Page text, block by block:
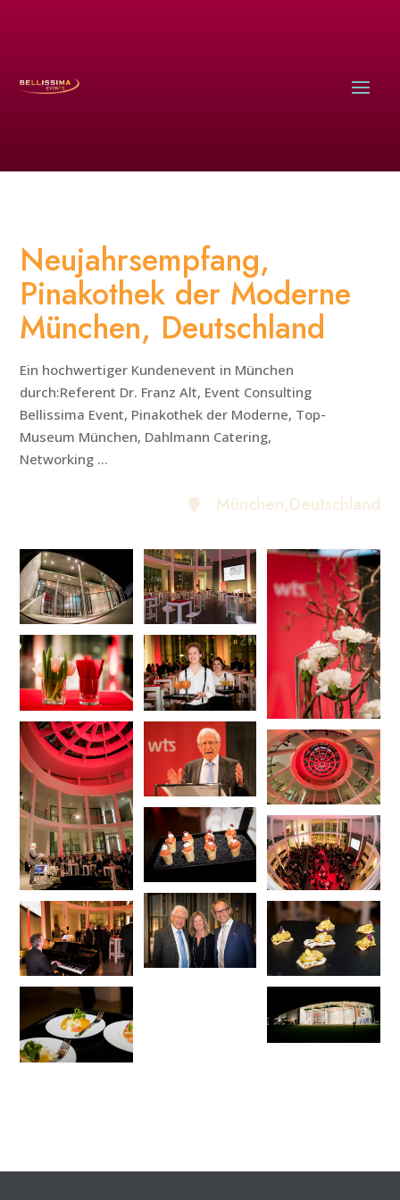
Neujahrsempfang,
Pinakothek der Moderne
München, Deutschland
Ein hochwertiger Kundenevent in München
durch:Referent Dr. Franz Alt, Event Consulting
Bellissima Event, Pinakothek der Moderne, Top-
Museum München, Dahlmann Catering,
Networking ...
 München,Deutschland